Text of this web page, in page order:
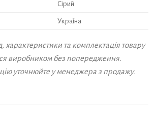
Сірий
Україна
характеристики та комплектація товару
виробником без попередження.
уточнюйте у менеджера з продажу.